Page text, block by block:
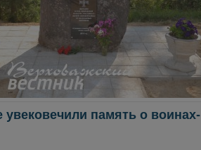
память о воинах-